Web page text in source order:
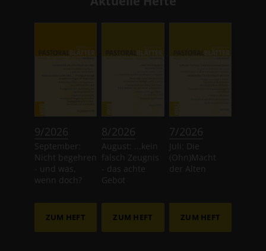
9/2026
September:
Nicht begehren
- und was,
wenn doch?
ZUM HEFT
8/2026
August: ...kein
falsch Zeugnis
- das achte
Gebot
ZUM HEFT
7/2026
Juli: Die
(Ohn)Macht
der Alten
ZUM HEFT